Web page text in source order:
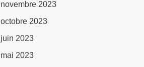
novembre 2023
octobre 2023
juin 2023
mai 2023